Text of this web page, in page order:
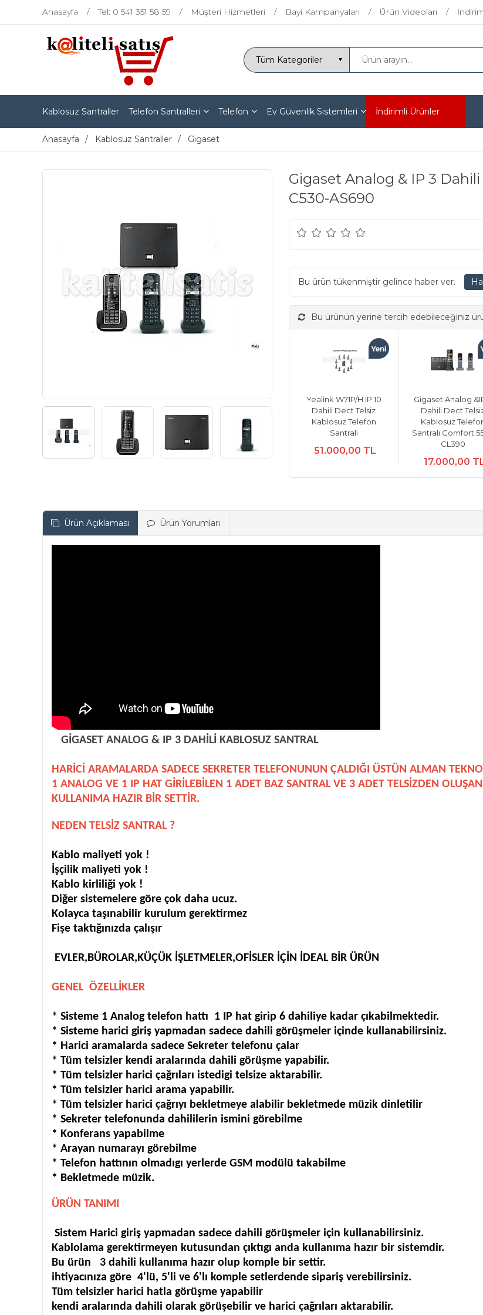
Anasayfa Tel: 0 541 351 58 59 Müşteri Hizmetleri Bayi Kampanyaları Ürün Videoları
Kablosuz Santraller Telefon Santralleri Telefon Ev Güvenlik Sistemleri İndirimli Ürünler
Anasayfa Kablosuz Santraller Gigaset
Gigaset Analog & IP 3
C530-AS690
Bu ürün tükenmiştir gelince haber ver.
Bu ürünün yerine tercih edebileceğiniz
Yealink W71P/H IP 10
Dahili Dect Telsiz
Kablosuz Telefon
Santrali
51.000,00 TL
Gigaset Analog
Dahili Dect
Kablosuz
Santrali Comfort
CL390
17.000,00
Ürün Açıklaması Ürün Yorumları
GİGASET ANALOG & IP 3 DAHİLİ KABLOSUZ SANTRAL
HARİCİ ARAMALARDA SADECE SEKRETER TELEFONUNUN ÇALDIĞI ÜSTÜN ALMAN
1 ANALOG VE 1 IP HAT GİRİLEBİLEN 1 ADET BAZ SANTRAL VE 3 ADET TELSİZDEN OLUŞAN
KULLANIMA HAZIR BİR SETTİR.
NEDEN TELSİZ SANTRAL ?
Kablo maliyeti yok !
İşçilik maliyeti yok !
Kablo kirliliği yok !
Diğer sistemelere göre çok daha ucuz.
Kolayca taşınabilir kurulum gerektirmez
Fişe taktığınızda çalışır
EVLER,BÜROLAR,KÜÇÜK İŞLETMELER,OFİSLER İÇİN İDEAL BİR ÜRÜN
GENEL ÖZELLİKLER
* Sisteme 1 Analog telefon hattı 1 IP hat girip 6 dahiliye kadar çıkabilmektedir.
* Sisteme harici giriş yapmadan sadece dahili görüşmeler içinde kullanabilirsiniz.
* Harici aramalarda sadece Sekreter telefonu çalar
* Tüm telsizler kendi aralarında dahili görüşme yapabilir.
* Tüm telsizler harici çağrıları istedigi telsize aktarabilir.
* Tüm telsizler harici arama yapabilir.
* Tüm telsizler harici çağrıyı bekletmeye alabilir bekletmede müzik dinletilir
* Sekreter telefonunda dahililerin ismini görebilme
* Konferans yapabilme
* Arayan numarayı görebilme
* Telefon hattının olmadıgı yerlerde GSM modülü takabilme
* Bekletmede müzik.
ÜRÜN TANIMI
Sistem Harici giriş yapmadan sadece dahili görüşmeler için kullanabilirsiniz.
Kablolama gerektirmeyen kutusundan çıktıgı anda kullanıma hazır bir sistemdir.
Bu ürün 3 dahili kullanıma hazır olup komple bir settir.
ihtiyacınıza göre 4'lü, 5'li ve 6'lı komple setlerdende sipariş verebilirsiniz.
Tüm telsizler harici hatla görüşme yapabilir
kendi aralarında dahili olarak görüşebilir ve harici çağrıları aktarabilir.